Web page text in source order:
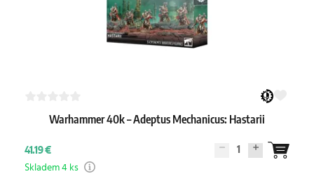
Warhammer 40k – Adeptus Mechanicus: Hastarii
41.19 € 1
Skladem 4 ks